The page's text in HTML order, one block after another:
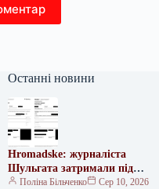
Останні новини
Hromadske: журналіста
Шульгата затримали під
тиском
Поліна Більченко
Сер 10, 2026